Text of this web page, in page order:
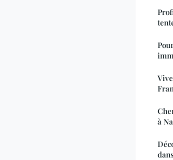
à